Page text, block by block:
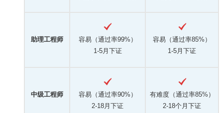
助理工程师
容易（通过率99%）
1-5月下证
容易（通过率85%）
1-5月下证
中级工程师
容易（通过率90%）
2-18月下证
有难度（通过率85%）
2-18个月下证